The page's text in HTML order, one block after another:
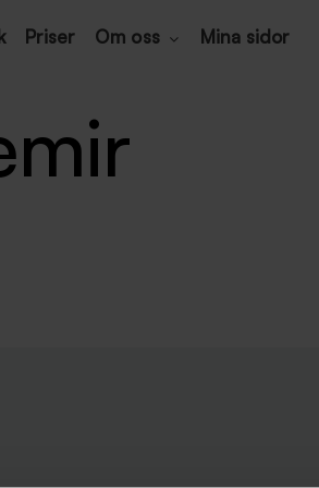
Priser Om oss Mina sidor